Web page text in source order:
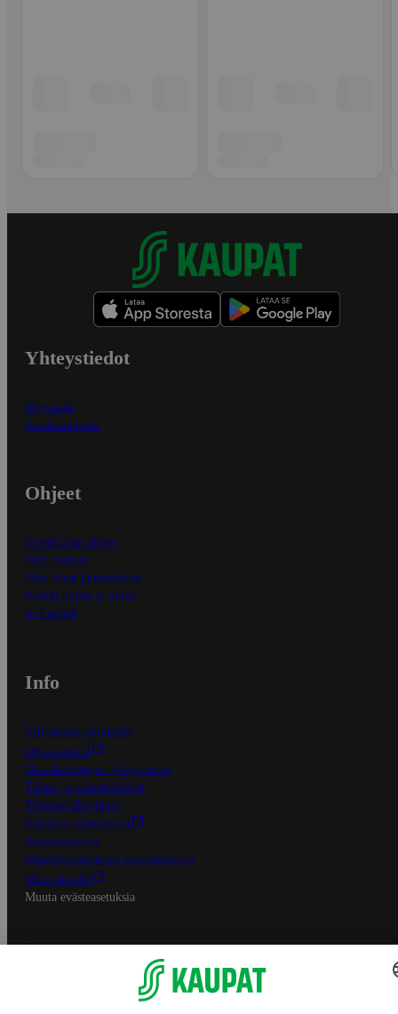
Yhteystiedot
Myymälät
Asiakaspalvelu
Ohjeet
Ensitilaajan ohjeet
Näin maksat
Näin tilaat ja muokkaat
Kaikki ohjeet ja vinkit
In English
Info
S-Business yrityksille
Oiva-raportit
Osuuskauppojen yhteystiedot
Tilaus- ja toimitusehdot
Tietosuojakäytäntö
Palvelun käyttöehdot
Saavutettavuus
Mobiilisovelluksen saavutettavuus
Mainostajalle
Muuta evästeasetuksia
S-ryhmän palvelut